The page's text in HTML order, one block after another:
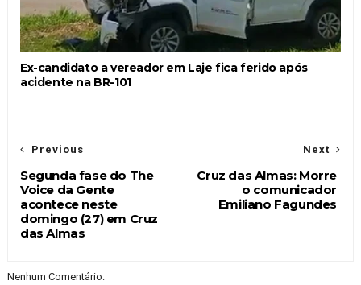
Ex-candidato a vereador em Laje fica ferido após
acidente na BR-101
Next
Cruz das Almas: Morre
o comunicador
Emiliano Fagundes
Previous
Segunda fase do The
Voice da Gente
acontece neste
domingo (27) em Cruz
das Almas
Nenhum Comentário: